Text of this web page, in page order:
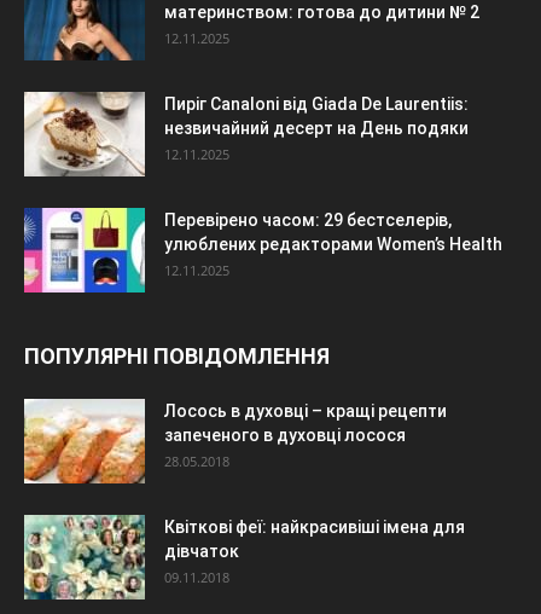
материнством: готова до дитини № 2
12.11.2025
Пиріг Canaloni від Giada De Laurentiis:
незвичайний десерт на День подяки
12.11.2025
Перевірено часом: 29 бестселерів,
улюблених редакторами Women’s Health
12.11.2025
ПОПУЛЯРНІ ПОВІДОМЛЕННЯ
Лосось в духовці – кращі рецепти
запеченого в духовці лосося
28.05.2018
Квіткові феї: найкрасивіші імена для
дівчаток
09.11.2018